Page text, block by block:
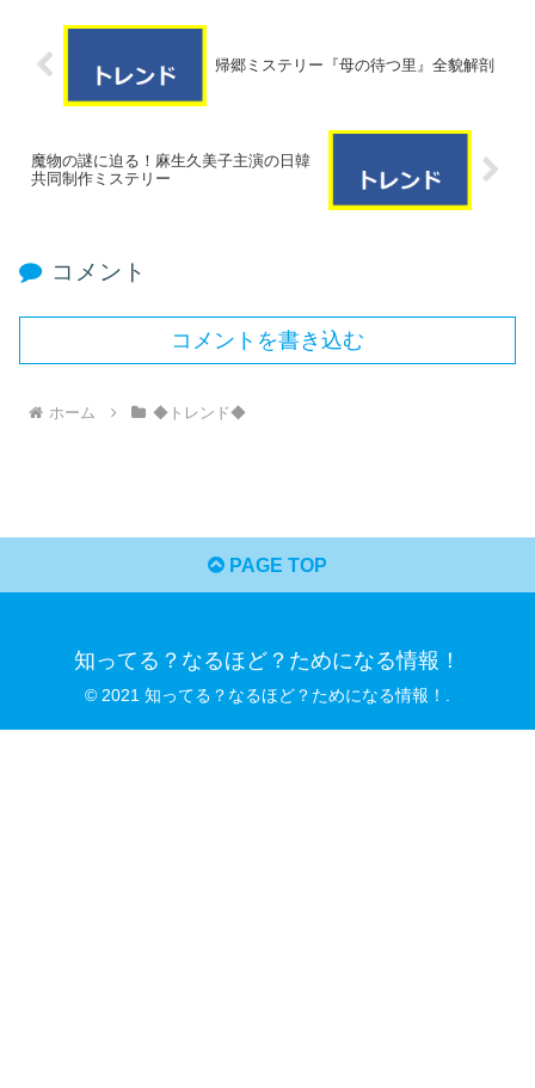
帰郷ミステリー『母の待つ里』全貌解剖
魔物の謎に迫る！麻生久美子主演の日韓
共同制作ミステリー
コメント
コメントを書き込む
ホーム ◆トレンド◆
PAGE TOP
知ってる？なるほど？ためになる情報！
© 2021 知ってる？なるほど？ためになる情報！.